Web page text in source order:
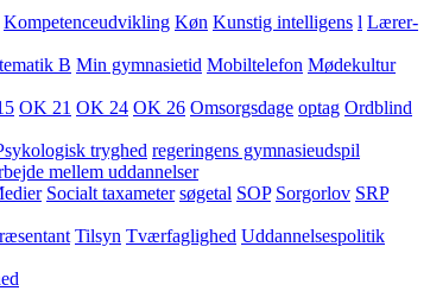
Kompetenceudvikling Køn Kunstig intelligens l Lærer-
B Min gymnasietid Mobiltelefon Mødekultur
OK 21 OK 24 OK 26 Omsorgsdage optag Ordblind
tryghed regeringens gymnasieudspil
mellem uddannelser
Socialt taxameter søgetal SOP Sorgorlov SRP
Tilsyn Tværfaglighed Uddannelsespolitik